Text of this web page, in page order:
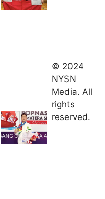
2026
Indonesia
kirim tiga
lifter
muda ke
Kejuaraan
© 2024
NYSN
Media. All
rights
reserved.